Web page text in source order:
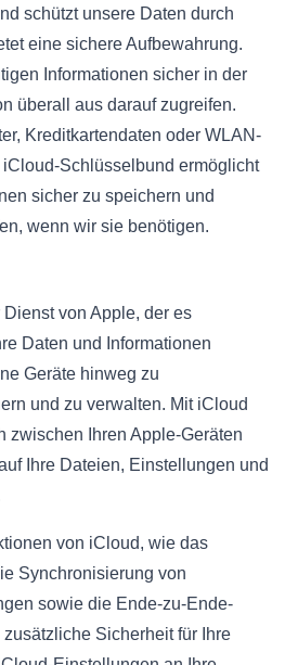
schützt unsere Daten durch
eine sichere Aufbewahrung.
Informationen sicher in der
überall aus darauf zugreifen.
Kreditkartendaten oder WLAN-
Schlüsselbund ermöglicht
sicher zu speichern und
wenn wir sie benötigen.
von Apple, der es
Daten und Informationen
Geräte hinweg zu
und zu verwalten. Mit iCloud
zwischen Ihren Apple-Geräten
Ihre Dateien, Einstellungen und
von iCloud, wie das
Synchronisierung von
sowie die Ende-zu-Ende-
Sicherheit für Ihre